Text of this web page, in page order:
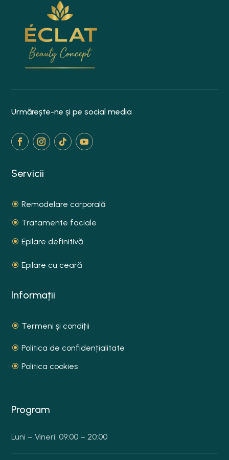
Urmărește-ne și pe social media
Servicii
Remodelare corporală
Tratamente faciale
Epilare definitivă
Epilare cu ceară
Informații
Termeni și condiții
Politica de confidențialitate
Politica cookies
Program
Luni – Vineri: 09:00 – 20:00